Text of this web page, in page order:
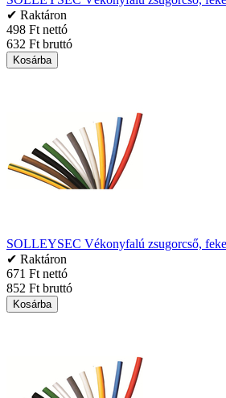
✔ Raktáron
498 Ft nettó
632 Ft bruttó
Kosárba
SOLLEYSEC Vékonyfalú zsugorcső,
✔ Raktáron
671 Ft nettó
852 Ft bruttó
Kosárba